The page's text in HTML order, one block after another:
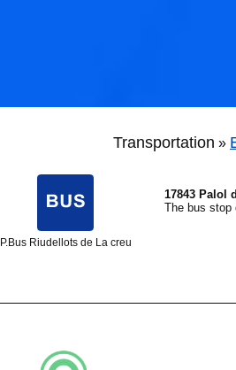
Transportation »
P.Bus Riudellots de La creu
17843 Palol
The bus stop